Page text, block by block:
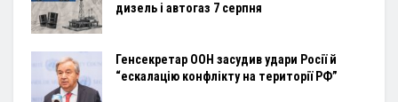
дизель і автогаз 7 серпня
Генсекретар ООН засудив удари Росії й
“ескалацію конфлікту на території РФ”